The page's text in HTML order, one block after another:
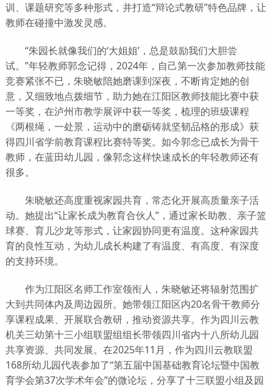
训、课题研究等多种形式，并打造“辩论式教研”特色品牌，让
教师在碰撞中激发灵感。
“朱园长就像我们的‘大姐姐’，总是鼓励我们大胆尝
试。”年轻教师郭念记得，2024年，自己第一次参加教师技能
竞赛紧张不已，朱晓敏陪她磨课到深夜，不断肯定她的创
意，又细致地点拨细节，助力她在江阳区教师技能比赛中获
一等奖，在泸州市教学展评中获一等奖，梳理的班级课程
《两根绳，一处景，运动中的磨砺铸就坚韧品格的形成》获
得四川省学前教育课程比赛特等奖。如今郭念已成长为骨干
教师，在蓝田幼儿园，像郭念这样快速成长的年轻教师还有
很多。
朱晓敏还高度重视家园共育，常态化开展高质量亲子活
动。她提出“让家长成为教育合伙人”，通过家长助教、亲子篮
球赛、育儿沙龙等形式，让家园协同更有温度。这种家园共
育的良性互动，为幼儿成长构建了有温度、有高度、有深度
的支持环境。
作为江阳区名师工作室领衔人，朱晓敏还将辐射范围扩
大到共同体内及周边园所。她带领江阳区内20名骨干教师分
享课程成果、开展联合教研，推动资源共享。作为四川云教
机关三幼第十三小组联盟组组长带领四川省内十八所幼儿园
共享资源、共同发展。在2025年11月，作为四川云教联盟
168所幼儿园代表参加了“第五届中国基础教育论坛暨中国教
育学会第37次学术年会”的微论坛，分享了十三联盟小组及园